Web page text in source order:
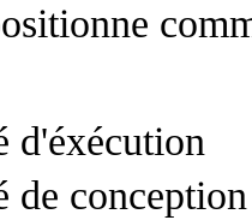
d'éxécution
de conception